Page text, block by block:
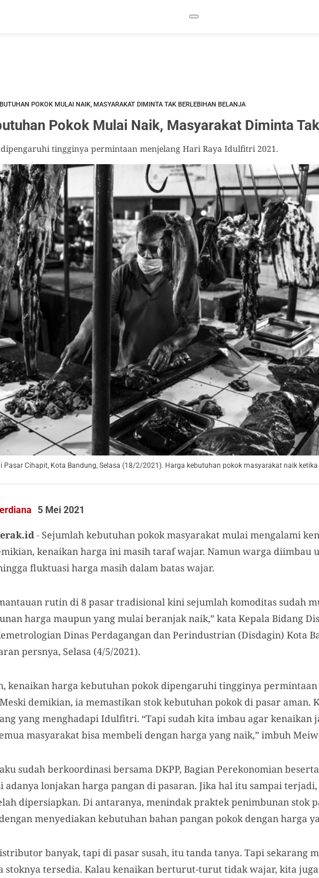
POKOK MULAI NAIK, MASYARAKAT DIMINTA TAK BERLEBIHAN BELANJA
Pokok Mulai Naik, Masyarakat Diminta
tingginya permintaan menjelang Hari Raya Idulfitri 2021.
Pasar Cihapit, Kota Bandung, Selasa (18/2/2021). Harga kebutuhan pokok masyarakat naik
5 Mei 2021
- Sejumlah kebutuhan pokok masyarakat mulai mengalami
kenaikan harga ini masih taraf wajar. Namun warga diimbau
fluktuasi harga masih dalam batas wajar.
rutin di 8 pasar tradisional kini sejumlah komoditas sudah
harga maupun yang mulai beranjak naik,” kata Kepala Bidang
Dinas Perdagangan dan Perindustrian (Disdagin) Kota
persnya, Selasa (4/5/2021).
kenaikan harga kebutuhan pokok dipengaruhi tingginya
demikian, ia memastikan stok kebutuhan pokok di pasar aman.
yang menghadapi Idulfitri. “Tapi sudah kita imbau agar kenaikan
masyarakat bisa membeli dengan harga yang naik,” imbuh
sudah berkoordinasi bersama DKPP, Bagian Perekonomian
adanya lonjakan harga pangan di pasaran. Jika hal itu sampai
dipersiapkan. Di antaranya, menindak praktek penimbunan stok
menyediakan kebutuhan bahan pangan pokok dengan harga
banyak, tapi di pasar susah, itu tanda tanya. Tapi sekarang
stoknya tersedia. Kalau kenaikan berturut-turut tidak wajar, kita